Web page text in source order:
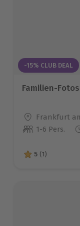
-15% CLUB DEAL
Familien-
Standort
Frankfurt
Anzahl der
1-6 Pers.
5 von 5
5 (1)